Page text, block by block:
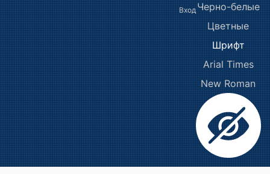
Черно-белые
Цветные
Шрифт
Arial Times
New Roman
Вход